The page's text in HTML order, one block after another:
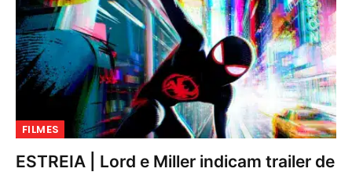
FILMES
ESTREIA | Lord e Miller indicam trailer de